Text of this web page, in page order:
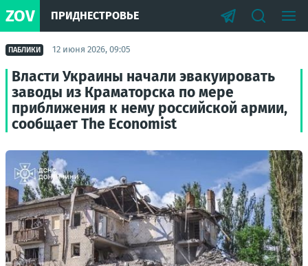
ZOV ПРИДНЕСТРОВЬЕ
ПАБЛИКИ 12 июня 2026, 09:05
Власти Украины начали эвакуировать
заводы из Краматорска по мере
приближения к нему российской армии,
сообщает The Economist